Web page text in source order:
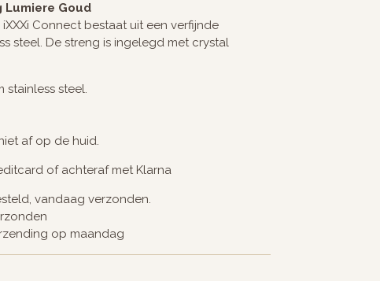
Lumiere Goud
Connect bestaat uit een verfijnde
steel. De streng is ingelegd met crystal
stainless steel.
af op de huid.
of achteraf met Klarna
vandaag verzonden.
op maandag